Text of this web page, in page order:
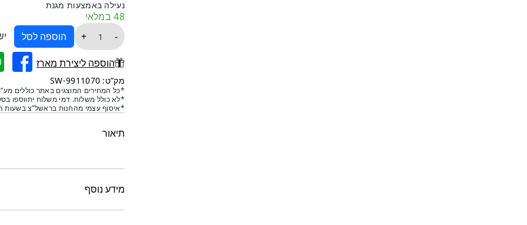
נעילה באמצעות מגנת
48 במלאי
-
כמות
מארז
מתנה
מתקפלת
לבנה
עם
סרט
+ הוספה לסל
הוספה ליצירת מארז
מק”ט: 9911070-SW
*כל המחירים המוצגים באתר כוללים
*לא כולל משלוח. דמי משלוח יתווספו
*איסוף עצמי מהחנות בראשל”צ בשעות
תיאור
מידע נוסף